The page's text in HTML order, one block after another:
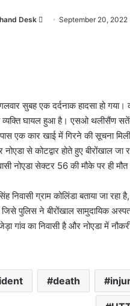
Desk
SendSeptember 20, 2022
सुबह एक दर्दनाक हादसा हो
व्यक्ति घायल हुआ है। एसओ थलीसैंण
पास एक कार खाई में गिरने की सूचना
से कोटद्वार होते हुए बीरोंखाल
नोएडा सेक्टर 56 की मौके पर ही
निवासी ग्राम कोलिंडा बताया जा
पुलिस ने बीरोंखाल सामुदायिक
गांव का निवासी है और नोएडा में
death